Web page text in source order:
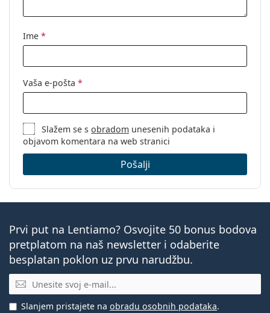
Ime *
Vaša e-pošta *
Slažem se sobradom unesenih podataka i
objavom komentara na web stranici
Pošalji
Prvi put na Lentiamo? Osvojite 50 bonus bodova
pretplatom na naš newsletter i odaberite
besplatan poklon uz prvu narudžbu.
E-mail
Slanjem pristajete na obradu osobnih podataka.